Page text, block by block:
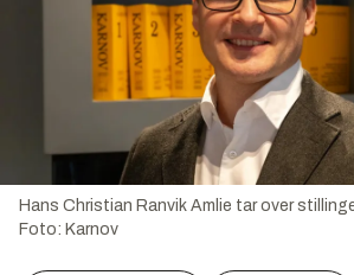
Hans Christian Ranvik Amlie tar over
Foto: Karnov